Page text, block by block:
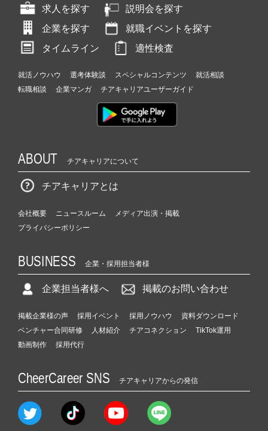
求人を探す
説明会を探す
企業を探す
就職イベントを探す
タイムライン
適性検査
就活ノウハウ 選考体験談 スペシャルコンテンツ
就活相談
転職相談
企業マンガ チアキャリアユーザーガイド
ABOUT チアキャリアについて
チアキャリアとは
会社概要 ニュースルーム
メディア出演・掲載
プライバシーポリシー
BUSINESS 企業・採用担当者様
企業担当者様へ 掲載のお問い合わせ
掲載企業様の声 採用イベント 採用ノウハウ
資料ダウンロード
ベンチャー合同研修
人材紹介 チアコネクション
TikTok運用
動画制作
採用代行
CheerCareer SNS チアキャリアからの発信